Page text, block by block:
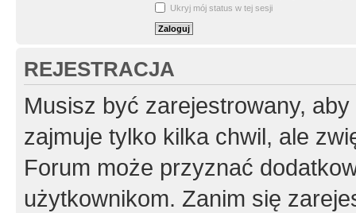
Ukryj mój status w tej sesji
REJESTRACJA
Musisz być zarejestrowany,
zajmuje tylko kilka chwil, ale
Forum może przyznać
użytkownikom. Zanim się